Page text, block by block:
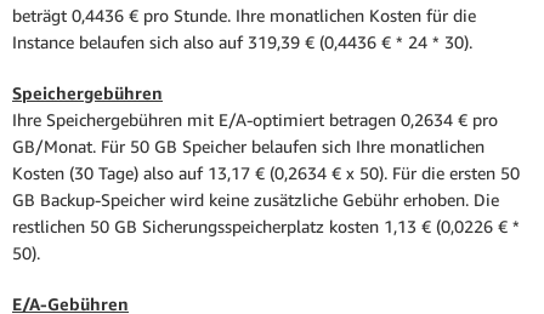
beträgt 0,4436 € pro Stunde. Ihre monatlichen Kosten für die
Instance belaufen sich also auf 319,39 € (0,4436 € * 24 * 30).
Speichergebühren
Ihre Speichergebühren mit E/A-optimiert betragen 0,2634 € pro
GB/Monat. Für 50 GB Speicher belaufen sich Ihre monatlichen
Kosten (30 Tage) also auf 13,17 € (0,2634 € x 50). Für die ersten 50
GB Backup-Speicher wird keine zusätzliche Gebühr erhoben. Die
restlichen 50 GB Sicherungsspeicherplatz kosten 1,13 € (0,0226 € *
50).
E/A-Gebühren